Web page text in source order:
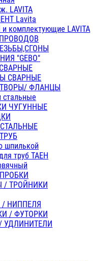
LAVITA
Lavita
комплектующие LAVITA
"GEBO"
СВАРНЫЕ
ФЛАНЦЫ
ЧУГУННЫЕ
шпилькой
труб ТАЕН
/ ТРОЙНИКИ
/ НИППЕЛЯ
/ ФУТОРКИ
УДЛИНИТЕЛИ